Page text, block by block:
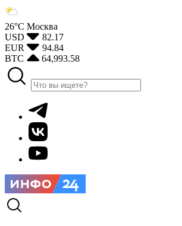
26°С Москва
USD
82.17
EUR
94.84
BTC
64,993.58